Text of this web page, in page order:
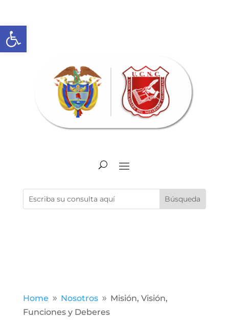
Abrir barra de herramientas
Home 9 Nosotros 9 Misión, Visión,
Funciones y Deberes